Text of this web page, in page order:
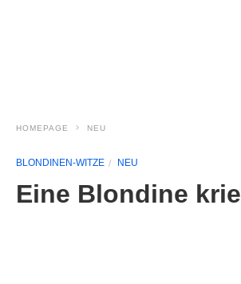
HOMEPAGE NEU
BLONDINEN-WITZE NEU
Eine Blondine